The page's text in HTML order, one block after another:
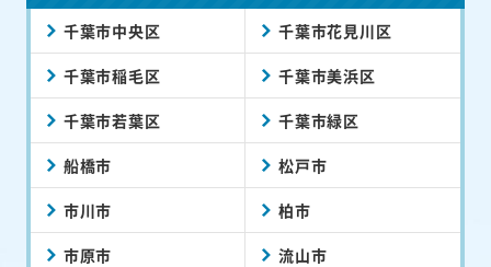
千葉市中央区 千葉市花見川区
千葉市稲毛区 千葉市美浜区
千葉市若葉区 千葉市緑区
船橋市 松戸市
市川市 柏市
市原市 流山市